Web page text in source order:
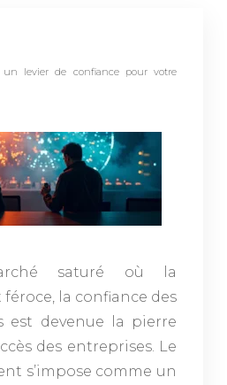
levier de confiance pour votre
saturé où la
la confiance des
est devenue la pierre
des entreprises. Le
s’impose comme un